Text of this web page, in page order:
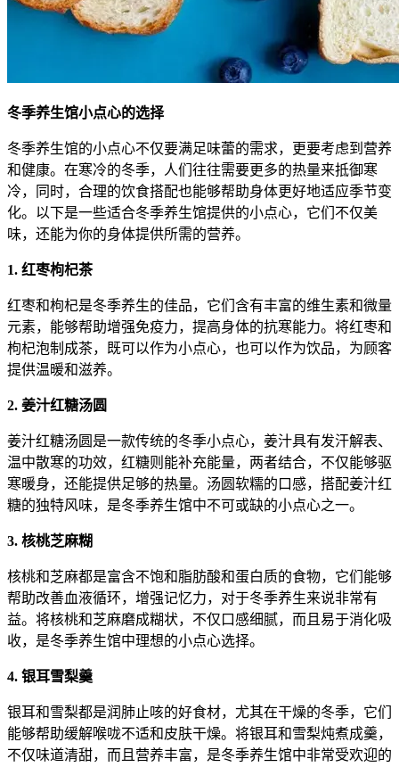
冬季养生馆小点心的选择
冬季养生馆的小点心不仅要满足味蕾的需求，更要考虑到营养
和健康。在寒冷的冬季，人们往往需要更多的热量来抵御寒
冷，同时，合理的饮食搭配也能够帮助身体更好地适应季节变
化。以下是一些适合冬季养生馆提供的小点心，它们不仅美
味，还能为你的身体提供所需的营养。
1. 红枣枸杞茶
红枣和枸杞是冬季养生的佳品，它们含有丰富的维生素和微量
元素，能够帮助增强免疫力，提高身体的抗寒能力。将红枣和
枸杞泡制成茶，既可以作为小点心，也可以作为饮品，为顾客
提供温暖和滋养。
2. 姜汁红糖汤圆
姜汁红糖汤圆是一款传统的冬季小点心，姜汁具有发汗解表、
温中散寒的功效，红糖则能补充能量，两者结合，不仅能够驱
寒暖身，还能提供足够的热量。汤圆软糯的口感，搭配姜汁红
糖的独特风味，是冬季养生馆中不可或缺的小点心之一。
3. 核桃芝麻糊
核桃和芝麻都是富含不饱和脂肪酸和蛋白质的食物，它们能够
帮助改善血液循环，增强记忆力，对于冬季养生来说非常有
益。将核桃和芝麻磨成糊状，不仅口感细腻，而且易于消化吸
收，是冬季养生馆中理想的小点心选择。
4. 银耳雪梨羹
银耳和雪梨都是润肺止咳的好食材，尤其在干燥的冬季，它们
能够帮助缓解喉咙不适和皮肤干燥。将银耳和雪梨炖煮成羹，
不仅味道清甜，而且营养丰富，是冬季养生馆中非常受欢迎的